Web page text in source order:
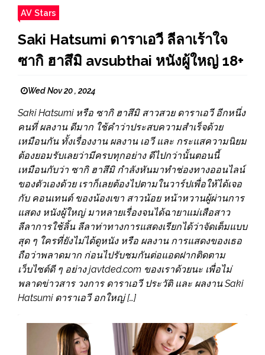
AV Stars
Saki Hatsumi ดาราเอวี ลีลาเร้าใจ
ซากิ ฮาสึมิ avsubthai หนังผู้ใหญ่ 18+
Wed Nov 20 , 2024
Saki Hatsumi หรือ ซากิ ฮาสึมิ สาวสวย ดาราเอวี อีกหนึ่ง
คนที่ ผลงาน ดีมาก ใช้คำว่าประสบความสำเร็จด้วย
เหมือนกัน ทั้งเรื่องงาน ผลงาน เอวี และ กระแสความนิยม
ต้องยอมรับเลยว่ามีครบทุกอย่าง ดีไปกว่านั้นตอนนี้
เหมือนกับว่า ซากิ ฮาสึมิ กำลังหันมาทำช่องทางออนไลน์
ของตัวเองด้วย เราก็เลยต้องไปตามในวาร์ปเพื่อให้ได้เจอ
กับ คอนเทนต์ ของน้องเขา สาวน้อย หน้าหวานผู้ผ่านการ
แสดง หนังผู้ใหญ่ มาหลายเรื่องจนได้ฉายาแม่เสือสาว
ลีลาการใช้ลิ้น ลีลาท่าทางการแสดงเรียกได้ว่าจัดเต็มแบบ
สุด ๆ ใครที่ยังไม่ได้ดูหนัง หรือ ผลงาน การแสดงของเธอ
ถือว่าพลาดมาก ก่อนไปรับชมกันต่อแอดฝากติดตาม
เว็บไซต์ดี ๆ อย่าง javtded.com ของเราด้วยนะ เพื่อไม่
พลาดข่าวสาร วงการ ดาราเอวี ประวัติ และ ผลงาน Saki
Hatsumi ดาราเอวี อกใหญ่ […]